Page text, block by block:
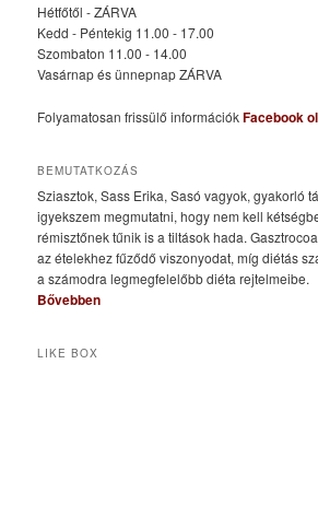
Hétfőtől - ZÁRVA
Kedd - Péntekig 11.00 - 17.00
Szombaton 11.00 - 14.00
Vasárnap és ünnepnap ZÁRVA
Folyamatosan frissülő információkFacebook
BEMUTATKOZÁS
Sziasztok, Sass Erika, Sasó vagyok, gyakorló
igyekszem megmutatni, hogy nem kell
rémisztőnek tűnik is a tiltások hada.
az ételekhez fűződő viszonyodat, míg diétás
a számodra legmegfelelőbb diéta rejtelmeibe.
Bővebben
LIKE BOX